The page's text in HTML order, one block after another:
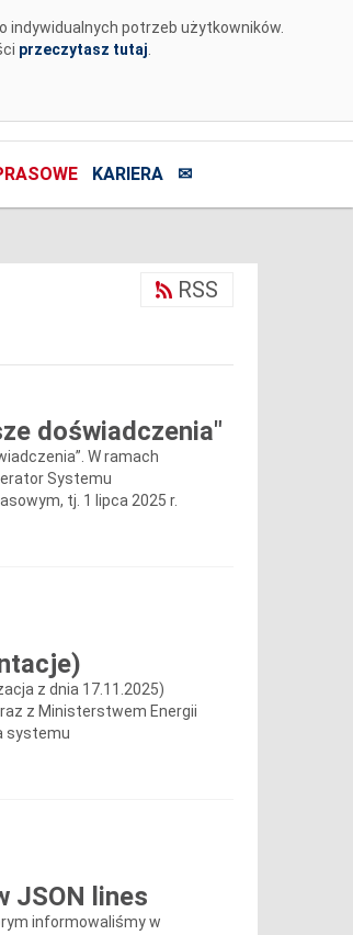
potrzeb użytkowników.
przeczytasz tutaj
KARIERA ✉
RSS
doświadczenia"
W ramach
Systemu
tj. 1 lipca 2025 r.
z dnia 17.11.2025)
z Ministerstwem Energii
systemu
JSON lines
informowaliśmy w